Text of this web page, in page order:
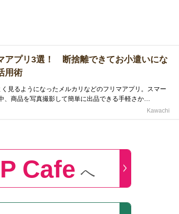
アプリ3選！ 断捨離できてお小遣いにな
用術
見るようになったメルカリなどのフリマアプリ。スマー
、商品を写真撮影して簡単に出品できる手軽さか…
Kawachi
Cafe へ